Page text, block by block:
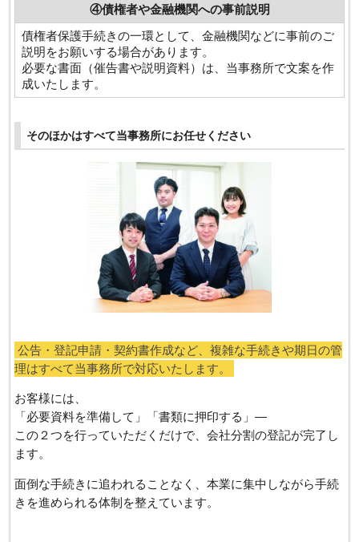
④債権者や金融機関への事前説明
債権者保護手続きの一環として、金融機関などに事前のご
説明をお願いする場合があります。
必要な書面（催告書や説明資料）は、当事務所で文案を作
成いたします。
そのほかはすべて当事務所にお任せください
公告・登記申請・契約書作成など、複雑な手続きや期日の管
理はすべて当事務所で対応いたします。
お客様には、
「必要資料を準備して」「書類に押印する」―
この２つを行っていただくだけで、会社分割の登記が完了し
ます。
面倒な手続きに追われることなく、本業に集中しながら手続
きを進められる体制を整えています。